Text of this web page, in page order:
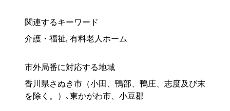
関連するキーワード
介護・福祉, 有料老人ホーム
市外局番に対応する地域
香川県さぬき市（小田、鴨部、鴨庄、志度及び末
を除く。）､東かがわ市、小豆郡